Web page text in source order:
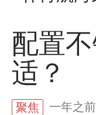
配置
适？
聚焦 一年之